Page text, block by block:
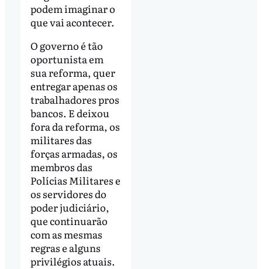
podem imaginar o
que vai acontecer.
O governo é tão
oportunista em
sua reforma, quer
entregar apenas os
trabalhadores pros
bancos. E deixou
fora da reforma, os
militares das
forças armadas, os
membros das
Polícias Militares e
os servidores do
poder judiciário,
que continuarão
com as mesmas
regras e alguns
privilégios atuais.